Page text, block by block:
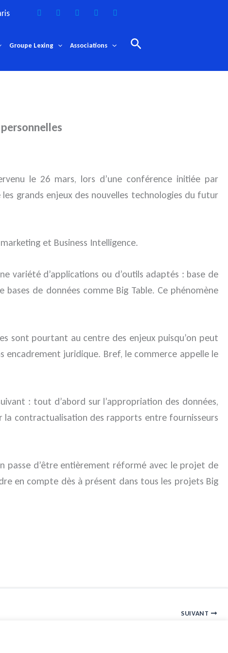
Groupe Lexing Associations Rechercher
le 26 mars, lors d’une conférence initiée par
grands enjeux des nouvelles technologies du futur
et Business Intelligence.
variété d’applications ou d’outils adaptés : base de
de données comme Big Table. Ce phénomène
sont pourtant au centre des enjeux puisqu’on peut
encadrement juridique. Bref, le commerce appelle le
: tout d’abord sur l’appropriation des données,
la contractualisation des rapports entre fournisseurs
passe d’être entièrement réformé avec le projet de
en compte dès à présent dans tous les projets Big
SUIVANT